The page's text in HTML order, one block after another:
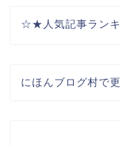
☆★人気記事ラン
にほんブログ村で